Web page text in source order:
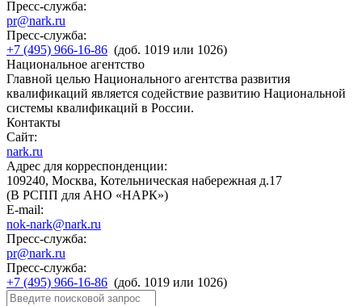
Пресс-служба:
pr@nark.ru
Пресс-служба:
+7 (495) 966-16-86 (доб. 1019 или 1026)
Национальное агентство
Главной целью Национального агентства развития
квалификаций является содействие развитию Национальной
системы квалификаций в России.
Контакты
Сайт:
nark.ru
Адрес для корреспонденции:
109240, Москва, Котельническая набережная д.17
(В РСПП для АНО «НАРК»)
E-mail:
nok-nark@nark.ru
Пресс-служба:
pr@nark.ru
Пресс-служба:
+7 (495) 966-16-86 (доб. 1019 или 1026)